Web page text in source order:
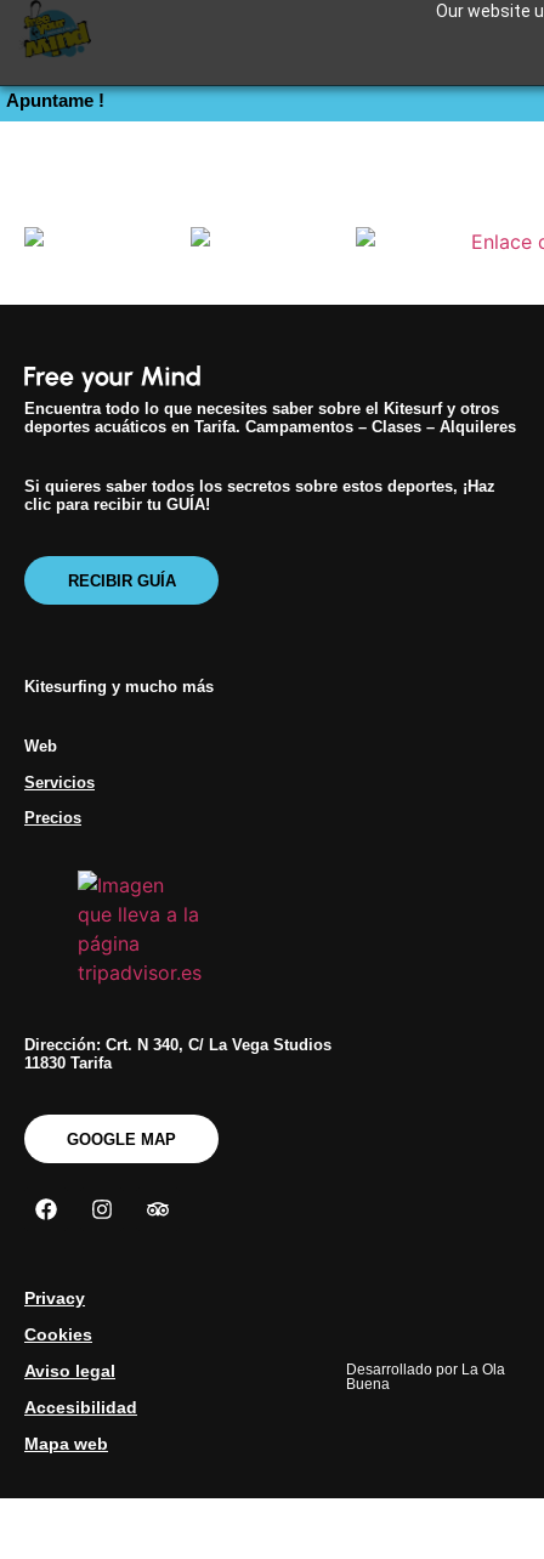
Our website
Apuntame !
kite parts
Encuentra todo lo que necesites saber sobre el Kitesurf y otros
deportes acuáticos en Tarifa. Campamentos – Clases – Alquileres
Si quieres saber todos los secretos sobre estos deportes, ¡Haz
clic para recibir tu GUÍA!
RECIBIR GUÍA
Kitesurfing y mucho más
Web
Servicios
Precios
Dirección: Crt. N 340, C/ La Vega Studios
11830 Tarifa
GOOGLE MAP
Privacy
Cookies
Aviso legal
Accesibilidad
Mapa web
Desarrollado por La Ola
Buena